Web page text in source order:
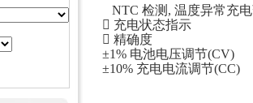
NTC 检测, 温度异常充
 充电状态指示
 精确度
±1% 电池电压调节(CV)
±10% 充电电流调节(CC)